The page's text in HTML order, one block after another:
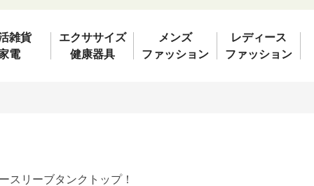
雑貨
電
エクササイズ
健康器具
メンズ
ファッション
レディース
ファッション
スリーブタンクトップ！